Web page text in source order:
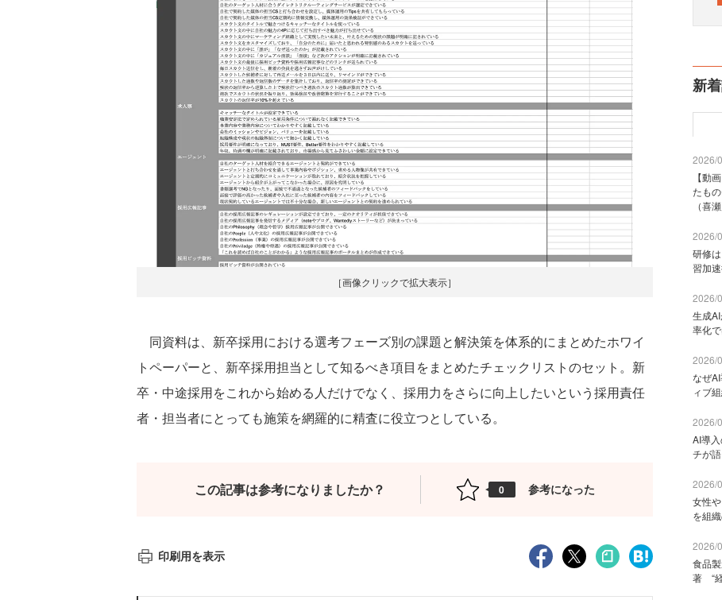
［画像クリックで拡大表示］
同資料は、新卒採用における選考フェーズ別の課題と解決策を体系的にまとめたホワイ
トペーパーと、新卒採用担当として知るべき項目をまとめたチェックリストのセット。新
卒・中途採用をこれから始める人だけでなく、採用力をさらに向上したいという採用責任
者・担当者にとっても施策を網羅的に精査に役立つとしている。
この記事は参考になりましたか？ 0 参考になった
印刷用を表示
新
2026/
【動
たも
（喜
2026/
研修
習加
2026/
生成
率化
2026/
なぜ
ィブ
2026/
AI導
チが
2026/
女性
を組
2026/
食品
著 “